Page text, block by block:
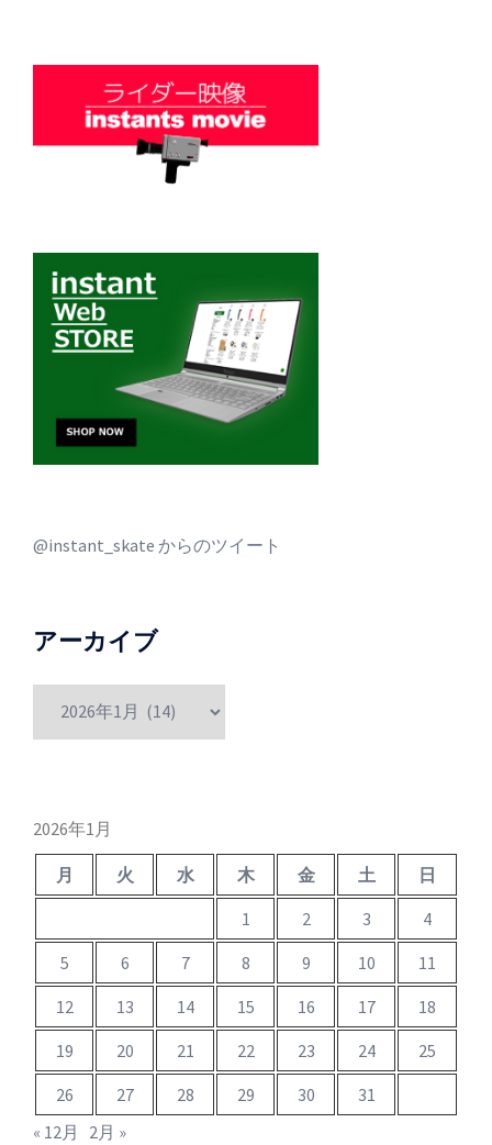
@instant_skate からのツイート
アーカイブ
2026年1月
月 火 水 木 金 土
日
1
2 3
4
5
6 7 8 9 10
11
12
13 14 15 16 17
18
19
20 21 22 23 24
25
26
27 28 29 30
31
« 12月
2月 »